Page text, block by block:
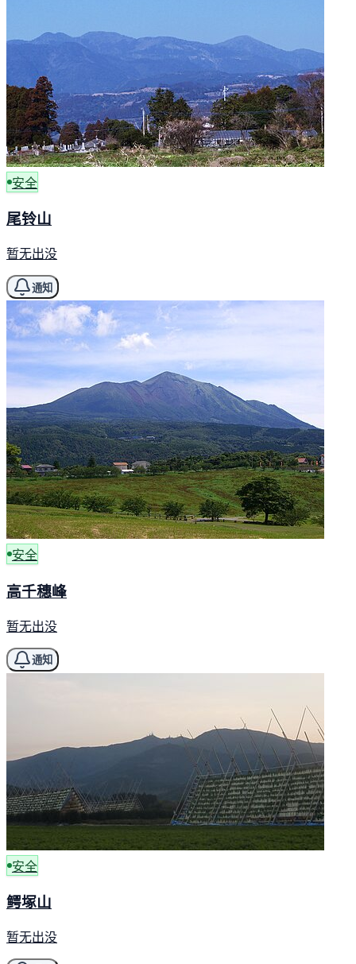
安全
尾铃山
暂无出没
通知
安全
高千穗峰
暂无出没
通知
安全
鳄塚山
暂无出没